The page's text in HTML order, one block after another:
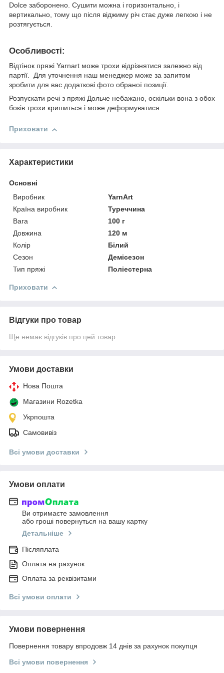
Dolce заборонено. Сушити можна і горизонтально, і
вертикально, тому що після віджиму річ стає дуже легкою і не
розтягується.
Особливості:
Відтінок пряжі Yarnart може трохи відрізнятися залежно від
партії. Для уточнення наш менеджер може за запитом
зробити для вас додаткові фото обраної позиції.
Розпускати речі з пряжі Дольче небажано, оскільки вона з обох
боків трохи кришиться і може деформуватися.
Приховати
Характеристики
Основні
Виробник
YarnArt
Країна виробник
Туреччина
Вага
100 г
Довжина
120 м
Колір
Білий
Сезон
Демісезон
Тип пряжі
Поліестерна
Приховати
Відгуки про товар
Ще немає відгуків про цей товар
Умови доставки
Нова Пошта
Магазини Rozetka
Укрпошта
Самовивіз
Всі умови доставки
Умови оплати
Ви отримаєте замовлення
або гроші повернуться на вашу картку
Детальніше
Післяплата
Оплата на рахунок
Оплата за реквізитами
Всі умови оплати
Умови повернення
Повернення товару впродовж 14 днів за рахунок покупця
Всі умови повернення